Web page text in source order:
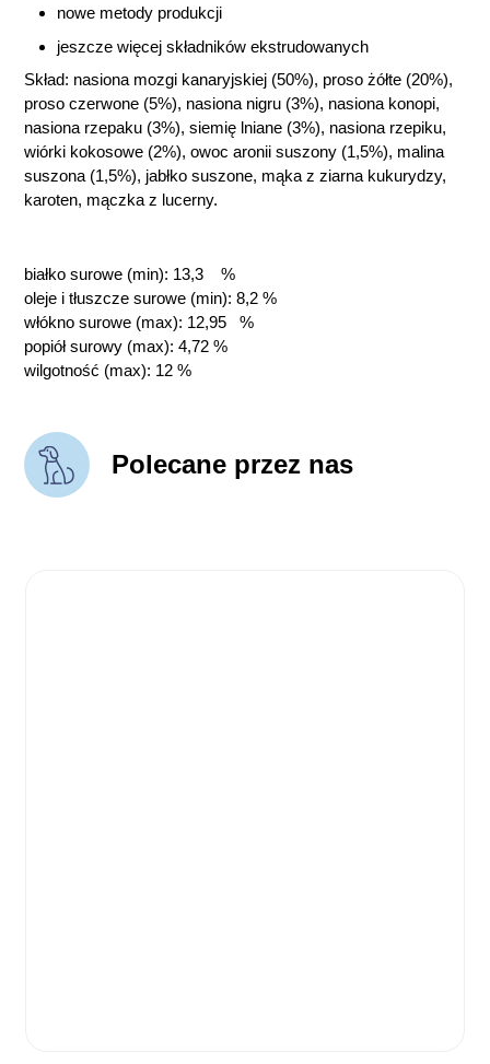
nowe metody produkcji
jeszcze więcej składników ekstrudowanych
Skład: nasiona mozgi kanaryjskiej (50%), proso żółte (20%),
proso czerwone (5%), nasiona nigru (3%), nasiona konopi,
nasiona rzepaku (3%), siemię lniane (3%), nasiona rzepiku,
wiórki kokosowe (2%), owoc aronii suszony (1,5%), malina
suszona (1,5%), jabłko suszone, mąka z ziarna kukurydzy,
karoten, mączka z lucerny.
białko surowe (min): 13,3 %
oleje i tłuszcze surowe (min): 8,2 %
włókno surowe (max): 12,95 %
popiół surowy (max): 4,72 %
wilgotność (max): 12 %
Polecane przez nas